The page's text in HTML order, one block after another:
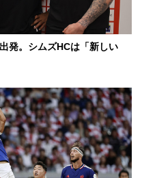
発。シムズHCは「新しい